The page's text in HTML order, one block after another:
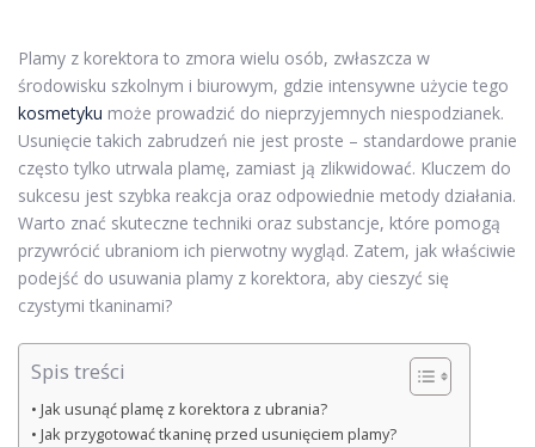
Plamy z korektora to zmora wielu osób, zwłaszcza w
środowisku szkolnym i biurowym, gdzie intensywne użycie tego
kosmetyku może prowadzić do nieprzyjemnych niespodzianek.
Usunięcie takich zabrudzeń nie jest proste – standardowe pranie
często tylko utrwala plamę, zamiast ją zlikwidować. Kluczem do
sukcesu jest szybka reakcja oraz odpowiednie metody działania.
Warto znać skuteczne techniki oraz substancje, które pomogą
przywrócić ubraniom ich pierwotny wygląd. Zatem, jak właściwie
podejść do usuwania plamy z korektora, aby cieszyć się
czystymi tkaninami?
Spis treści
Jak usunąć plamę z korektora z ubrania?
Jak przygotować tkaninę przed usunięciem plamy?